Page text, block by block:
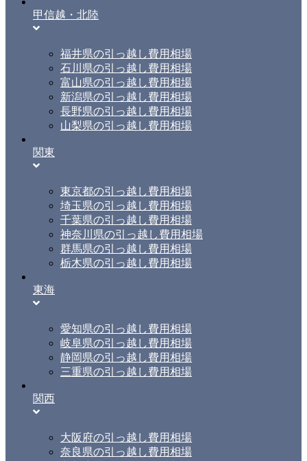
甲信越・北陸
福井県の引っ越し費用相場
石川県の引っ越し費用相場
富山県の引っ越し費用相場
新潟県の引っ越し費用相場
長野県の引っ越し費用相場
山梨県の引っ越し費用相場
関東
東京都の引っ越し費用相場
埼玉県の引っ越し費用相場
千葉県の引っ越し費用相場
神奈川県の引っ越し費用相場
群馬県の引っ越し費用相場
栃木県の引っ越し費用相場
東海
愛知県の引っ越し費用相場
岐阜県の引っ越し費用相場
静岡県の引っ越し費用相場
三重県の引っ越し費用相場
関西
大阪府の引っ越し費用相場
奈良県の引っ越し費用相場